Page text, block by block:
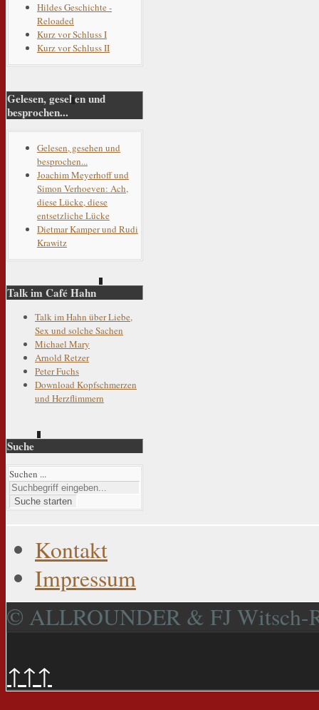
Hildes Geschichte -
Reloaded
Kurz vor Schluss I
Kurz vor Schluss II
Gelesen, gesehen und
besprochen...
Gelesen, gesehen und
besprochen...
Joachim Meyerhoff und
Simon Verhoeven: Ach,
diese Lücke, diese
entsetzliche Lücke
Dietmar Kamper und Rudi
Krawitz
Talk im Café Hahn
Talk im Hahn über Liebe,
Sex und solche Sachen
Michael Mary
Arnold Retzer
Peter Fuchs
Download Kopfschmerzen
und Herzflimmern
Suche
Suchen ...
Suche starten
Kontakt
Impressum
© ALLROUNDER & FJ Witsch-
↑↑↑